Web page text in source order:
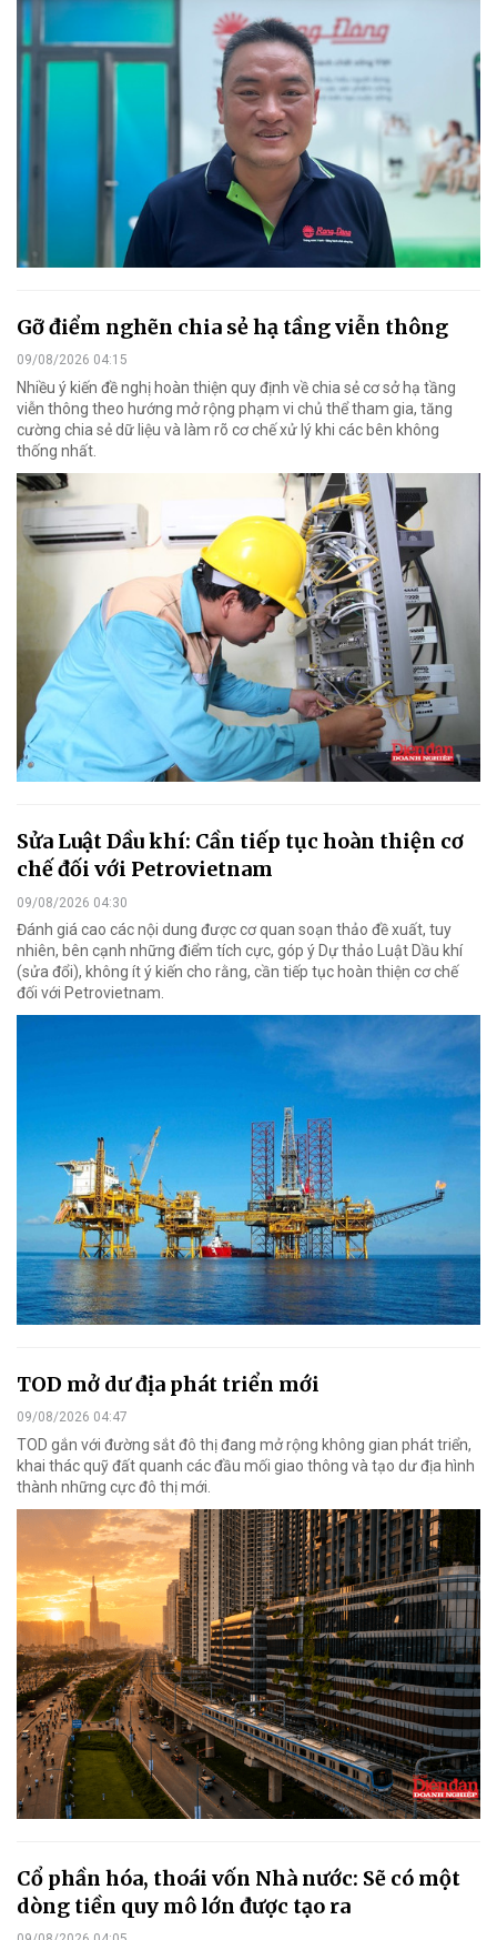
Gỡ điểm nghẽn chia sẻ hạ tầng viễn thông
09/08/2026 04:15
Nhiều ý kiến đề nghị hoàn thiện quy định về chia sẻ cơ sở hạ tầng
viễn thông theo hướng mở rộng phạm vi chủ thể tham gia, tăng
cường chia sẻ dữ liệu và làm rõ cơ chế xử lý khi các bên không
thống nhất.
Sửa Luật Dầu khí: Cần tiếp tục hoàn thiện cơ
chế đối với Petrovietnam
09/08/2026 04:30
Đánh giá cao các nội dung được cơ quan soạn thảo đề xuất, tuy
nhiên, bên cạnh những điểm tích cực, góp ý Dự thảo Luật Dầu khí
(sửa đổi), không ít ý kiến cho rằng, cần tiếp tục hoàn thiện cơ chế
đối với Petrovietnam.
TOD mở dư địa phát triển mới
09/08/2026 04:47
TOD gắn với đường sắt đô thị đang mở rộng không gian phát triển,
khai thác quỹ đất quanh các đầu mối giao thông và tạo dư địa hình
thành những cực đô thị mới.
Cổ phần hóa, thoái vốn Nhà nước: Sẽ có một
dòng tiền quy mô lớn được tạo ra